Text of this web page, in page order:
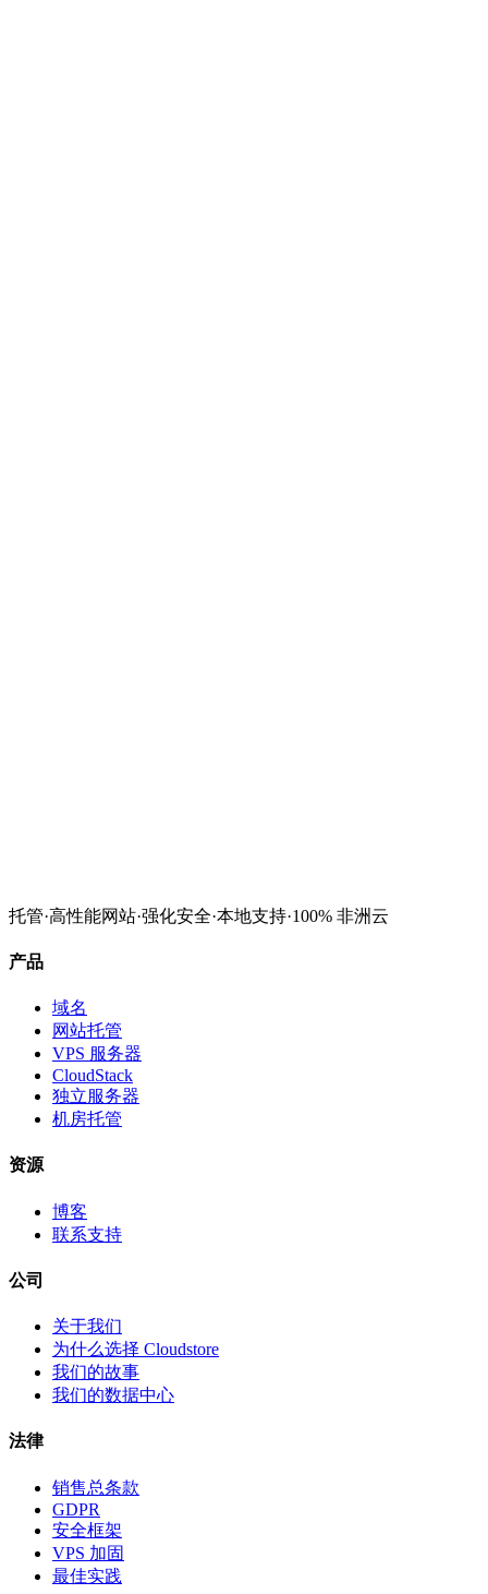
查看VPS方案联系我们
托管·高性能网站·强化安全·本地支持·100% 非洲云
产品
域名
网站托管
VPS 服务器
CloudStack
独立服务器
机房托管
资源
博客
联系支持
公司
关于我们
为什么选择 Cloudstore
我们的故事
我们的数据中心
法律
销售总条款
GDPR
安全框架
VPS 加固
最佳实践